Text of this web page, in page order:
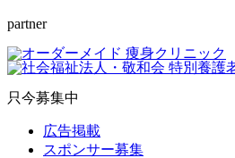
partner
只今募集中
広告掲載
スポンサー募集